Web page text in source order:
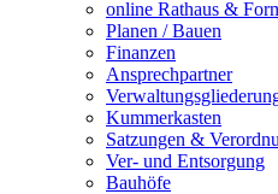
online Rathaus &
Planen / Bauen
Finanzen
Ansprechpartner
Kummerkasten
Satzungen &
Ver- und Entsorgung
Bauhöfe